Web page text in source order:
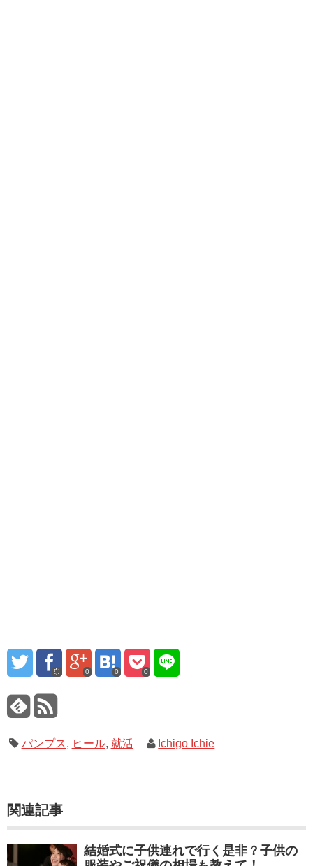
0 0 0
パンプス, ヒール, 就活 Ichigo Ichie
関連記事
結婚式に子供連れで行く是非？子供の